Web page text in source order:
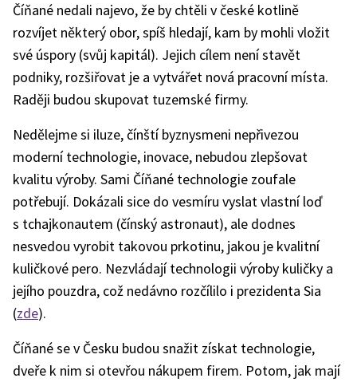
Číňané nedali najevo, že by chtěli v české kotlině
rozvíjet některý obor, spíš hledají, kam by mohli vložit
své úspory (svůj kapitál). Jejich cílem není stavět
podniky, rozšiřovat je a vytvářet nová pracovní místa.
Raději budou skupovat tuzemské firmy.
Nedělejme si iluze, čínští byznysmeni nepřivezou
moderní technologie, inovace, nebudou zlepšovat
kvalitu výroby. Sami Číňané technologie zoufale
potřebují. Dokázali sice do vesmíru vyslat vlastní loď
s tchajkonautem (čínský astronaut), ale dodnes
nesvedou vyrobit takovou prkotinu, jakou je kvalitní
kuličkové pero. Nezvládají technologii výroby kuličky a
jejího pouzdra, což nedávno rozčílilo i prezidenta Sia
(zde).
Číňané se v Česku budou snažit získat technologie,
dveře k nim si otevřou nákupem firem. Potom, jak mají